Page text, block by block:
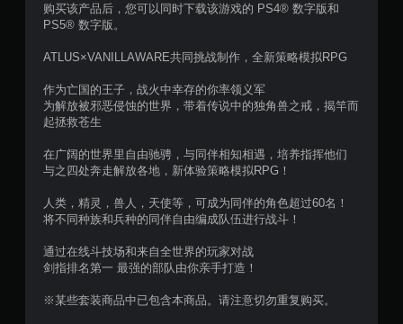
购买该产品后，您可以同时下载该游戏的 PS4® 数字版和
PS5® 数字版。
ATLUS×VANILLAWARE共同挑战制作，全新策略模拟RPG
作为亡国的王子，战火中幸存的你率领义军
为解放被邪恶侵蚀的世界，带着传说中的独角兽之戒，揭竿而
起拯救苍生
在广阔的世界里自由驰骋，与同伴相知相遇，培养指挥他们
与之四处奔走解放各地，新体验策略模拟RPG！
人类，精灵，兽人，天使等，可成为同伴的角色超过60名！
将不同种族和兵种的同伴自由编成队伍进行战斗！
通过在线斗技场和来自全世界的玩家对战
剑指排名第一 最强的部队由你亲手打造！
※某些套装商品中已包含本商品。请注意切勿重复购买。